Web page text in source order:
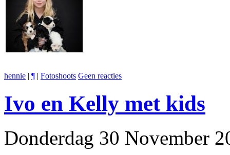
hennie | ¶ | Fotoshoots Geen reacties
Ivo en Kelly met kids
Donderdag 30 November